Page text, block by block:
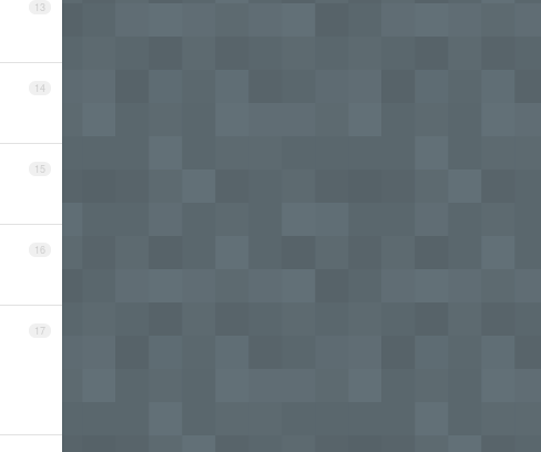
13
14
15
16
17